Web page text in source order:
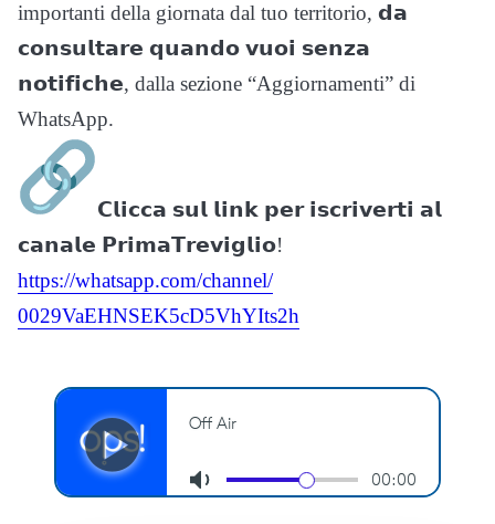
importanti della giornata dal tuo territorio, 𝗱𝗮
𝗰𝗼𝗻𝘀𝘂𝗹𝘁𝗮𝗿𝗲 𝗾𝘂𝗮𝗻𝗱𝗼 𝘃𝘂𝗼𝗶 𝘀𝗲𝗻𝘇𝗮
𝗻𝗼𝘁𝗶𝗳𝗶𝗰𝗵𝗲, dalla sezione “Aggiornamenti” di
WhatsApp.
𝗖𝗹𝗶𝗰𝗰𝗮 𝘀𝘂𝗹 𝗹𝗶𝗻𝗸 𝗽𝗲𝗿 𝗶𝘀𝗰𝗿𝗶𝘃𝗲𝗿𝘁𝗶 𝗮𝗹
𝗰𝗮𝗻𝗮𝗹𝗲 𝗣𝗿𝗶𝗺𝗮𝗧𝗿𝗲𝘃𝗶𝗴𝗹𝗶𝗼!
https://whatsapp.com/channel/
0029VaEHNSEK5cD5VhYIts2h